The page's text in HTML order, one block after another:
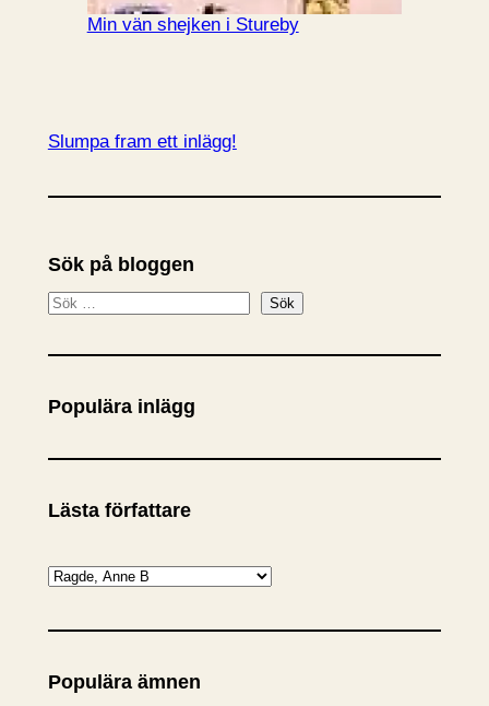
Min vän shejken i Stureby
Slumpa fram ett inlägg!
Sök på bloggen
S
k
Sök
Populära inlägg
Lästa författare
K
t
g
Populära ämnen